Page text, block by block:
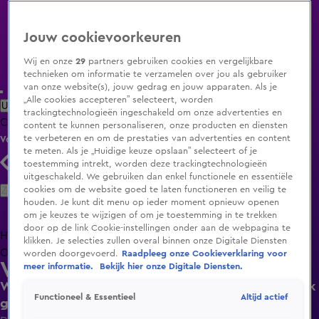
Uitzending Gemist Populaire programma's Zenders Genres
ClipsFilmsRadioSmart TV inlogShop
Volg KIJK
Zoeken
HomeUitzending Gemist Programma's De Bondgenoten
OranjezomerLivestreamsShop
Vandaag Inside
Wesley Sneijder over Nederlands Elftal op WK: 'Ik
geloof niet dat wij 4-3-3 gaan spelen'
Jouw cookievoorkeuren
Wij en onze29 partners gebruiken cookies en vergelijkbare
technieken om informatie te verzamelen over jou als gebruiker
van onze website(s), jouw gedrag en jouw apparaten. Als je
„Alle cookies accepteren” selecteert, worden
trackingtechnologieën ingeschakeld om onze advertenties en
content te kunnen personaliseren, onze producten en diensten
te verbeteren en om de prestaties van advertenties en content
te meten. Als je „Huidige keuze opslaan” selecteert of je
toestemming intrekt, worden deze trackingtechnologieën
uitgeschakeld. We gebruiken dan enkel functionele en essentiële
cookies om de website goed te laten functioneren en veilig te
houden. Je kunt dit menu op ieder moment opnieuw openen
om je keuzes te wijzigen of om je toestemming in te trekken
door op de link Cookie-instellingen onder aan de webpagina te
klikken. Je selecties zullen overal binnen onze Digitale Diensten
worden doorgevoerd.
Raadpleeg onze Cookieverklaring voor
meer informatie.
Bekijk hier onze Digitale Diensten.
Functioneel & Essentieel Altijd actief